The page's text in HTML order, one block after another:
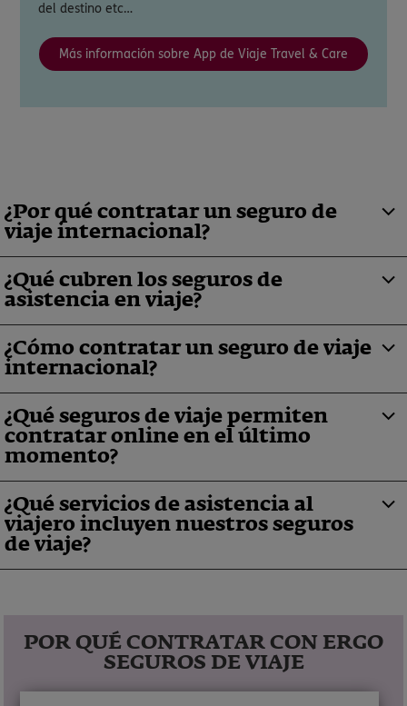
del destino etc…
Más información sobre App de Viaje Travel & Care
¿Por qué contratar un seguro de
viaje internacional?
¿Qué cubren los seguros de
asistencia en viaje?
¿Cómo contratar un seguro de viaje
internacional?
¿Qué seguros de viaje permiten
contratar online en el último
momento?
¿Qué servicios de asistencia al
viajero incluyen nuestros seguros
de viaje?
POR QUÉ CONTRATAR CON ERGO
SEGUROS DE VIAJE